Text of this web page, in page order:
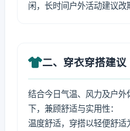
闲，长时间户外活动建议改
二、穿衣穿搭建议
结合今日气温、风力及户
下，兼顾舒适与实用性：
温度舒适，穿搭以轻便舒适